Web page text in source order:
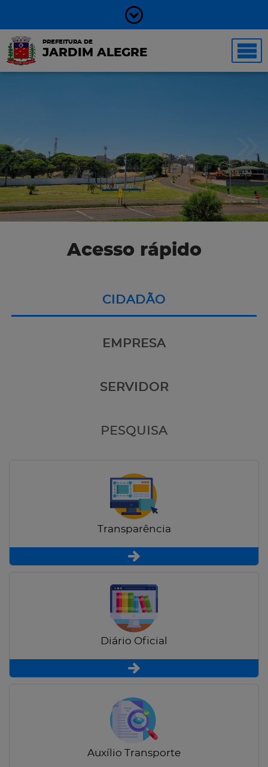
PREFEITURA DE
JARDIM ALEGRE
Acesso rápido
CIDADÃO
EMPRESA
SERVIDOR
PESQUISA
Transparência
Diário Oficial
Auxílio Transporte